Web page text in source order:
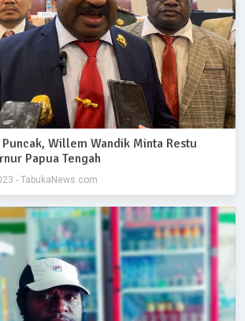
Willem Wandik Minta Restu
Papua Tengah
- TabukaNews.com